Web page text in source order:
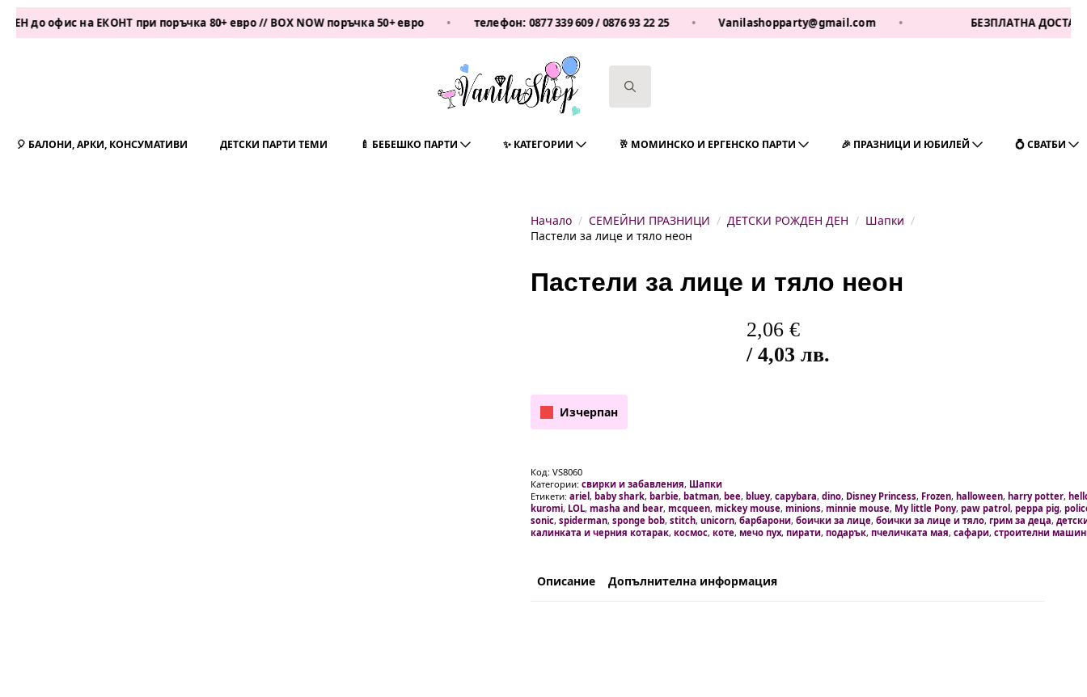
на ЕКОНТ при поръчка 80+ евро // BOX NOW поръчка 50+ евро • телефон:0877 339 609/0876 93 22 25 • Vanilashopparty@gmail.com • БЕЗПЛАТНА ДОСТАВКА ЗА 1
🎈 БАЛОНИ, АРКИ, КОНСУМАТИВИ ДЕТСКИ ПАРТИ ТЕМИ 🍼 БЕБЕШКО ПАРТИ ✨ КАТЕГОРИИ 🥂 МОМИНСКО И ЕРГЕНСКО ПАРТИ 🎉 ПРАЗНИЦИ И ЮБИЛЕЙ 💍 СВАТБИ
Начало СЕМЕЙНИ ПРАЗНИЦИ ДЕТСКИ РОЖДЕН ДЕН
Шапки
Пастели за лице и тяло неон
Пастели за лице и тяло неон
2,06 €
/ 4,03 лв.
Изчерпан
Код: VS8060
Категории: свирки и забавления, Шапки
Етикети: ariel , baby shark, barbie, batman, bee, bluey, capybara, dino, Disney Princess, Frozen, halloween, harry potter,
kuromi, LOL, masha and bear, mcqueen, mickey mouse, minions, minnie mouse, My little Pony, paw patrol , peppa pig,
sonic, spiderman, sponge bob, stitch, unicorn, барбарони, боички за лице, боички за лице и тяло, грим за деца,
калинката и черния котарак, космос, коте, мечо пух, пирати, подарък, пчеличката мая, сафари, строителни
Описание Допълнителна информация